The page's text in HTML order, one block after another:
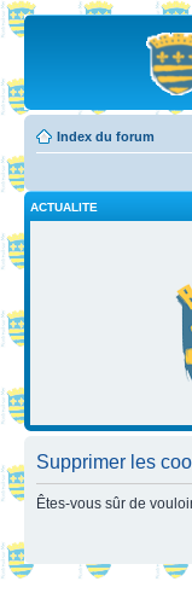
Index du forum
ACTUALITE
Supprimer les
Êtes-vous sûr de